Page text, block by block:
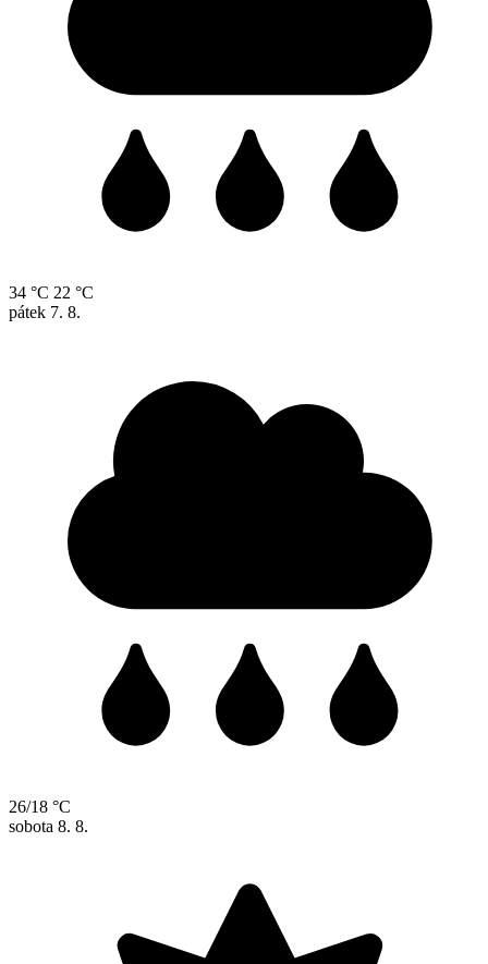
34 °C 22 °C
pátek 7. 8.
26/18 °C
sobota 8. 8.